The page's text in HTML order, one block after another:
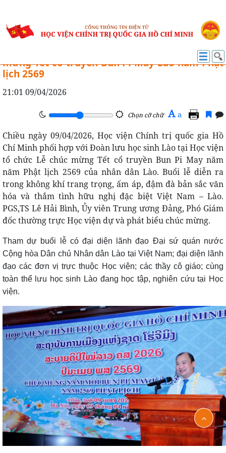
HỢP TÁC QUỐC TẾ
Học viện Chính trị quốc gia Hồ Chí Minh chúc
mừng Tết cổ truyền Bun Pi May Lào năm Phật
lịch 2569
21:01 09/04/2026
Chọn cỡ chữ A a
Chiều ngày 09/04/2026, Học viện Chính trị quốc gia Hồ
Chí Minh phối hợp với Đoàn lưu học sinh Lào tại Học viện
tổ chức Lễ chúc mừng Tết cổ truyền Bun Pi May năm
năm Phật lịch 2569 của nhân dân Lào. Buổi lễ diễn ra
trong không khí trang trọng, ấm áp, đậm đà bản sắc văn
hóa và thắm tình hữu nghị đặc biệt Việt Nam – Lào.
PGS,TS Lê Hải Bình, Ủy viên Trung ương Đảng, Phó Giám
đốc thường trực Học viện dự và phát biểu chúc mừng.
Tham dự buổi lễ có đại diện lãnh đạo Đại sứ quán nước
Cộng hòa Dân chủ Nhân dân Lào tại Việt Nam; đại diện lãnh
đạo các đơn vị trực thuộc Học viện; các thầy cô giáo; cùng
toàn thể lưu học sinh Lào đang học tập, nghiên cứu tại Học
viện.